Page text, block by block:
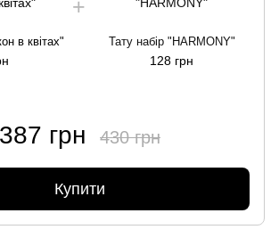
в квітах" Тату набір "HARMONY"
128 грн
387 грн 430 грн
Купити